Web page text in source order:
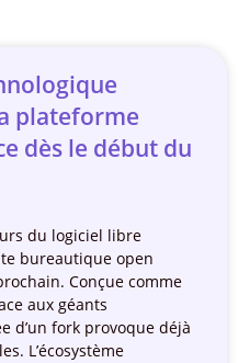
plateforme
dès le début du
du logiciel libre
bureautique open
Conçue comme
aux géants
d’un fork provoque déjà
L’écosystème